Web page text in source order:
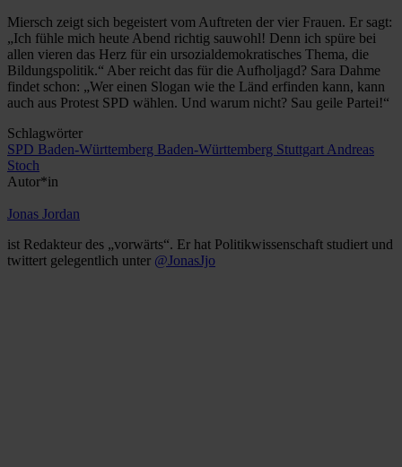
Miersch zeigt sich begeistert vom Auftreten der vier Frauen. Er sagt:
„Ich fühle mich heute Abend richtig sauwohl! Denn ich spüre bei
allen vieren das Herz für ein ursozialdemokratisches Thema, die
Bildungspolitik.“ Aber reicht das für die Aufholjagd? Sara Dahme
findet schon: „Wer einen Slogan wie the Länd erfinden kann, kann
auch aus Protest SPD wählen. Und warum nicht? Sau geile Partei!“
Schlagwörter
SPD Baden-Württemberg Baden-Württemberg Stuttgart Andreas
Stoch
Autor*in
Jonas Jordan
ist Redakteur des „vorwärts“. Er hat Politikwissenschaft studiert und
twittert gelegentlich unter @JonasJjo